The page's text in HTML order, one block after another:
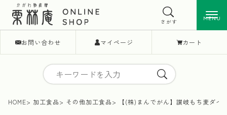
お問い合わせ マイページ カート
MENU
さがす MENU
HOME 加工食品 その他加工食品 【(株)まんでがん】讃岐もち麦ダイ